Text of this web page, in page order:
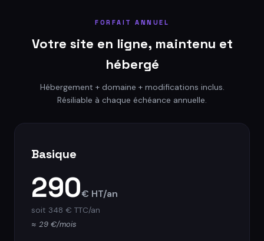
FORFAIT ANNUEL
Votre site en ligne, maintenu et
hébergé
Hébergement + domaine + modifications inclus.
Résiliable à chaque échéance annuelle.
Basique
290€ HT/an
soit 348 € TTC/an
≈ 29 €/mois